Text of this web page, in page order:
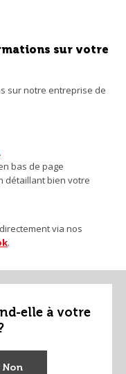
sur votre
sur notre entreprise de
.
bas de page
détaillant bien votre
via nos
.
elle à votre
Non